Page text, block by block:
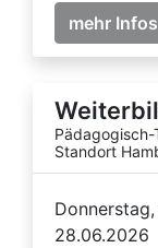
mehr Infos
Standort
28.06.2026